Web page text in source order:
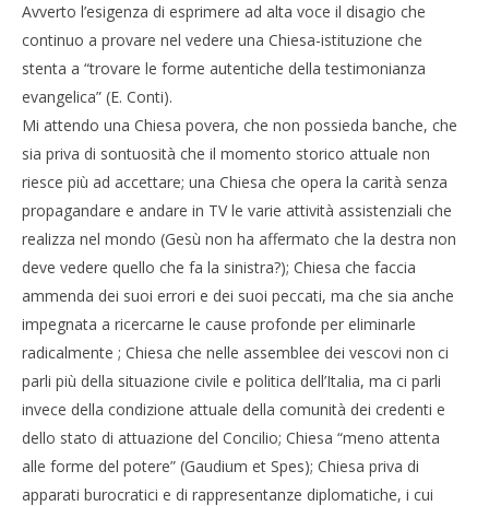
Avverto l’esigenza di esprimere ad alta voce il disagio che
continuo a provare nel vedere una Chiesa-istituzione che
stenta a “trovare le forme autentiche della testimonianza
evangelica” (E. Conti).
Mi attendo una Chiesa povera, che non possieda banche, che
sia priva di sontuosità che il momento storico attuale non
riesce più ad accettare; una Chiesa che opera la carità senza
propagandare e andare in TV le varie attività assistenziali che
realizza nel mondo (Gesù non ha affermato che la destra non
deve vedere quello che fa la sinistra?); Chiesa che faccia
ammenda dei suoi errori e dei suoi peccati, ma che sia anche
impegnata a ricercarne le cause profonde per eliminarle
radicalmente ; Chiesa che nelle assemblee dei vescovi non ci
parli più della situazione civile e politica dell’Italia, ma ci parli
invece della condizione attuale della comunità dei credenti e
dello stato di attuazione del Concilio; Chiesa “meno attenta
alle forme del potere” (Gaudium et Spes); Chiesa priva di
apparati burocratici e di rappresentanze diplomatiche, i cui